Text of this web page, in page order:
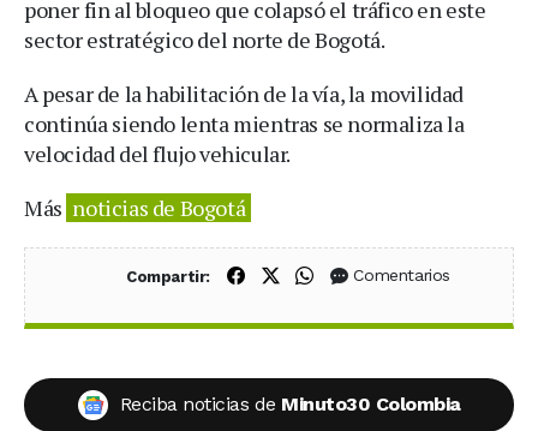
poner fin al bloqueo que colapsó el tráfico en este
sector estratégico del norte de Bogotá.
A pesar de la habilitación de la vía, la movilidad
continúa siendo lenta mientras se normaliza la
velocidad del flujo vehicular.
Más noticias de Bogotá
Compartir: Compartir en Facebook
Compartir en X (Twitter)
Compartir en WhatsApp
Comentarios
Reciba noticias de Minuto30 Colombia